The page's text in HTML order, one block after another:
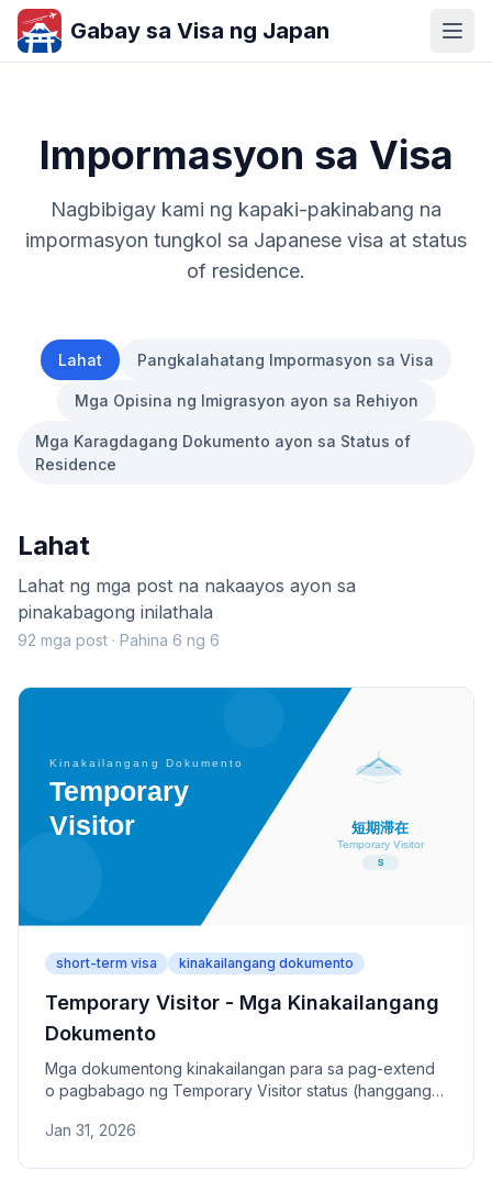
Gabay sa Visa ng Japan
Impormasyon sa Visa
Nagbibigay kami ng kapaki-pakinabang na
impormasyon tungkol sa Japanese visa at status
of residence.
Lahat Pangkalahatang Impormasyon sa Visa
Mga Opisina ng Imigrasyon ayon sa Rehiyon
Mga Karagdagang Dokumento ayon sa Status of
Residence
Lahat
Lahat ng mga post na nakaayos ayon sa
pinakabagong inilathala
92 mga post · Pahina 6 ng 6
short-term visa kinakailangang dokumento
Temporary Visitor - Mga Kinakailangang
Dokumento
Mga dokumentong kinakailangan para sa pag-extend
o pagbabago ng Temporary Visitor status (hanggang
Jan 31, 2026